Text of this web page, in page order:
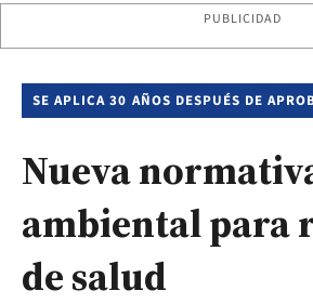
PUBLICIDAD
SE APLICA 30 AÑOS DESPUÉS DE
Nueva
ambiental para
de salud